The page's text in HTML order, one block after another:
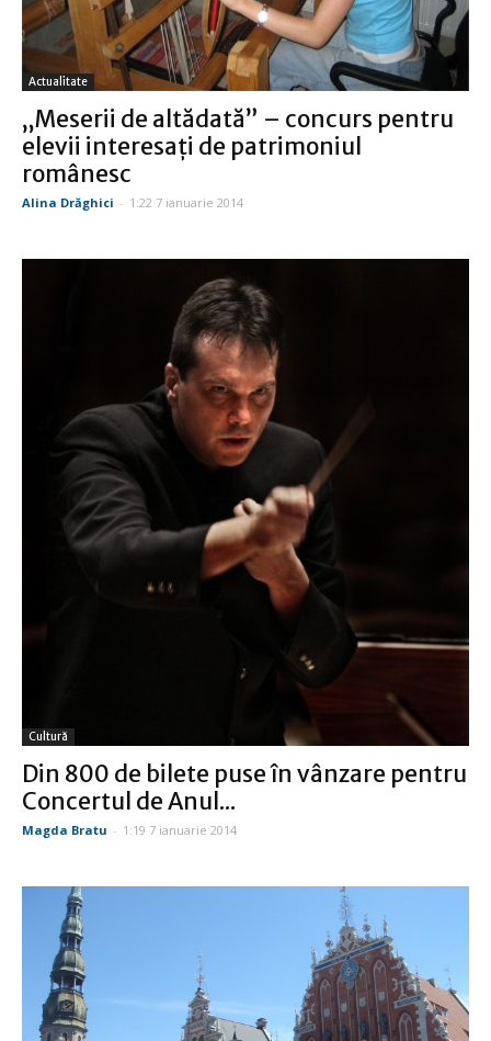
Actualitate
„Meserii de altădată” – concurs pentru
elevii interesaţi de patrimoniul
românesc
Alina Drăghici - 1:22 7 ianuarie 2014
Cultură
Din 800 de bilete puse în vânzare pentru
Concertul de Anul...
Magda Bratu - 1:19 7 ianuarie 2014